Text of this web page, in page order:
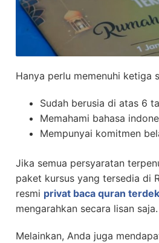
Hanya perlu memenuhi ketiga
Sudah berusia di atas 6
Memahami bahasa
Mempunyai komitmen
Jika semua persyaratan
paket kursus yang tersedia di
resmi privat baca quran
mengarahkan secara lisan saja.
Melainkan, Anda juga